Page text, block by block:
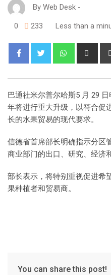
By Web Desk -
0 233 Less than a
巴通社米尔普尔哈斯5 月 29
年将进行重大升级，以符合促
长的水果贸易的现代要求。
信德省首席部长明确指示分区
商业部门的出口、研究、经济
部长表示，将特别重视促进希
果种植者和贸易商。
You can share this post!